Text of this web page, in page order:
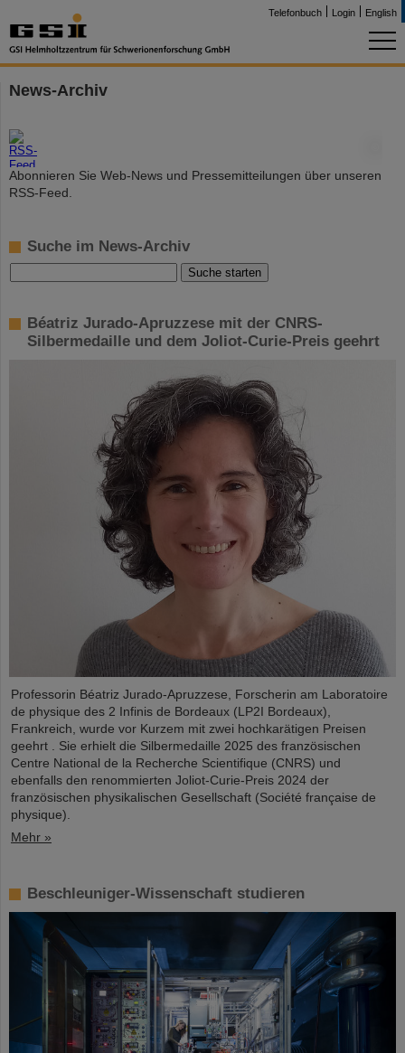
Telefonbuch Login English
News-Archiv
Abonnieren Sie Web-News und Pressemitteilungen über unseren
RSS-Feed.
Suche im News-Archiv
Béatriz Jurado-Apruzzese mit der CNRS-
Silbermedaille und dem Joliot-Curie-Preis geehrt
Professorin Béatriz Jurado-Apruzzese, Forscherin am Laboratoire
de physique des 2 Infinis de Bordeaux (LP2I Bordeaux),
Frankreich, wurde vor Kurzem mit zwei hochkarätigen Preisen
geehrt . Sie erhielt die Silbermedaille 2025 des französischen
Centre National de la Recherche Scientifique (CNRS) und
ebenfalls den renommierten Joliot-Curie-Preis 2024 der
französischen physikalischen Gesellschaft (Société française de
physique).
Mehr »
Beschleuniger-Wissenschaft studieren